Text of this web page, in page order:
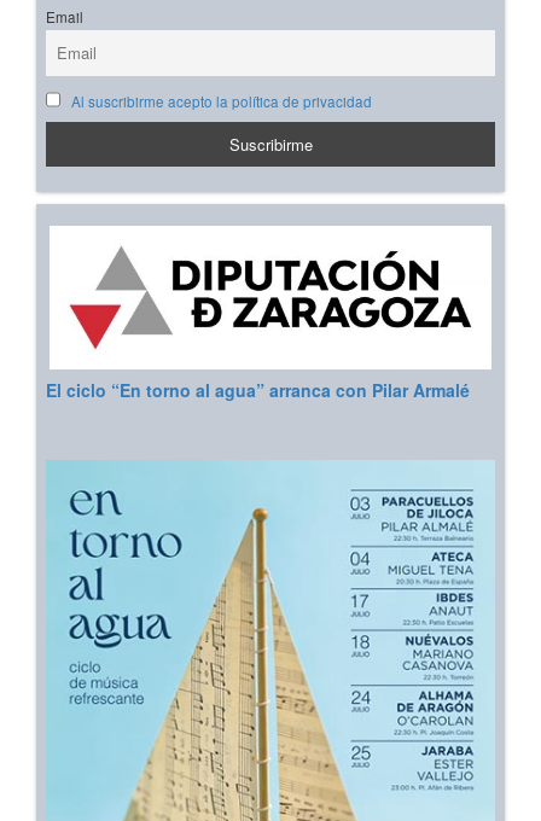
Email
Al suscribirme acepto la política de privacidad
El ciclo “En torno al agua” arranca con Pilar Armalé